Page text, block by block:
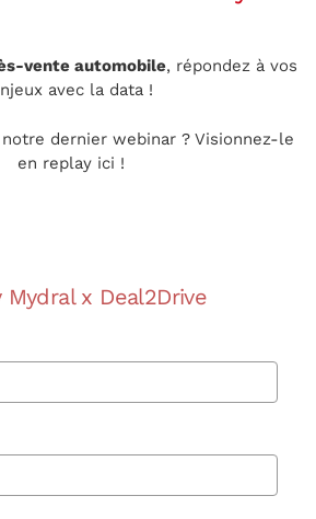
vente automobile, répondez à vos
avec la data !
dernier webinar ? Visionnez-le
en replay ici !
Mydral x Deal2Drive